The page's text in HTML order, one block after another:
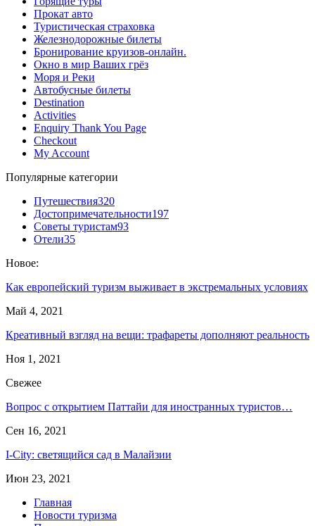
Прокат авто
Туристическая страховка
Железнодорожные билеты
Бронирование круизов-онлайн.
Окно в мир Ваших грёз
Моря и Реки
Автобусные билеты
Destination
Activities
Enquiry Thank You Page
Checkout
My Account
Популярные категории
Путешествия320
Достопримечательности197
Советы туристам93
Отели35
Новое:
Как европейский туризм выживает в экстремальных условиях
Май 4, 2021
Креативный взгляд на вещи: трафареты дополняют реальность
Ноя 1, 2021
Свежее
Вопрос с открытием Паттайи для иностранных туристов…
Сен 16, 2021
I‑City: светящийся сад в Малайзии
Июн 23, 2021
Главная
Новости туризма